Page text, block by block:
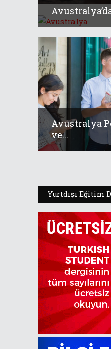
Avustralya
ve...
Yurtdışı Eğitim